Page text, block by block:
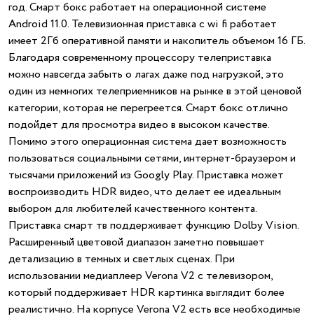
год. Смарт бокс работает на операционной системе
Android 11.0. Телевизионная приставка с wi fi работает
имеет 2Гб оперативной памяти и накопитель объемом 16 ГБ.
Благодаря современному процессору телеприставка
можно навсегда забыть о лагах даже под нагрузкой, это
один из немногих телеприемников на рынке в этой ценовой
категории, которая не перегреется. Смарт бокс отлично
подойдет для просмотра видео в высоком качестве.
Помимо этого операционная система дает возможность
пользоваться социальными сетями, интернет-браузером и
тысячами приложений из Googlу Play. Приставка может
воспроизводить HDR видео, что делает ее идеальным
выбором для любителей качественного контента.
Приставка смарт тв поддерживает функцию Dolby Vision.
Расширенный цветовой диапазон заметно повышает
детализацию в темных и светлых сценах. При
использовании медиаплеер Verona V2 с телевизором,
который поддерживает HDR картинка выглядит более
реалистично. На корпусе Verona V2 есть все необходимые